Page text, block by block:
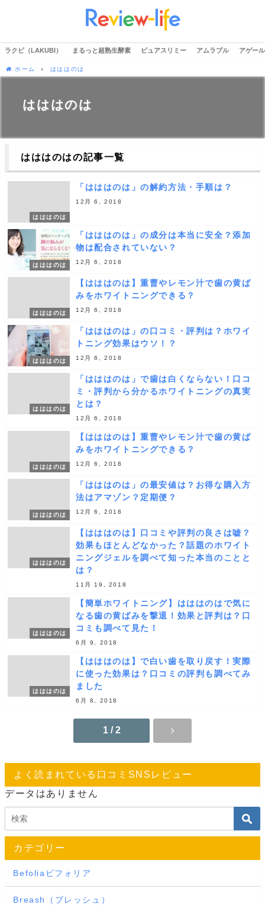
ラクビ（LAKUBI） まるっと超熟生酵素 ピュアスリミー アムラブル アゲー
ホーム はははのは
はははのは
はははのはの記事一覧
はははのは
「はははのは」の解約方法・手順は？
12月 6, 2018
はははのは
「はははのは」の成分は本当に安全？添加
物は配合されていない？
12月 6, 2018
はははのは
【はははのは】重曹やレモン汁で歯の黄ば
みをホワイトニングできる？
12月 6, 2018
はははのは
「はははのは」の口コミ・評判は？ホワイ
トニング効果はウソ！？
12月 6, 2018
はははのは
「はははのは」で歯は白くならない！口コ
ミ・評判から分かるホワイトニングの真実
とは？
12月 6, 2018
はははのは
【はははのは】重曹やレモン汁で歯の黄ば
みをホワイトニングできる？
12月 6, 2018
はははのは
「はははのは」の最安値は？お得な購入方
法はアマゾン？定期便？
12月 6, 2018
はははのは
【はははのは】口コミや評判の良さは嘘？
効果もほとんどなかった？話題のホワイト
ニングジェルを調べて知った本当のことと
は？
11月 19, 2018
はははのは
【簡単ホワイトニング】はははのはで気に
なる歯の黄ばみを撃退！効果と評判は？口
コミも調べて見た！
6月 9, 2018
はははのは
【はははのは】で白い歯を取り戻す！実際
に使った効果は？口コミの評判も調べてみ
ました
6月 8, 2018
1 / 2
よく読まれている口コミSNSレビュー
データはありません
カテゴリー
Befoliaビフォリア
Breash（ブレッシュ）